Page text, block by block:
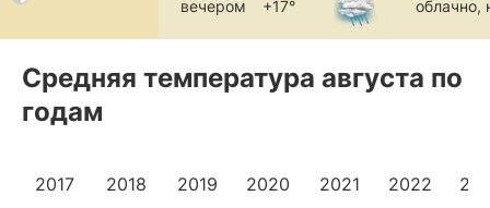
вечером +17° облачно,
Средняя температура августа по
годам
2017 2018 2019 2020 2021 2022